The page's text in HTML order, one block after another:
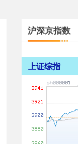
沪深京指数
上证综指